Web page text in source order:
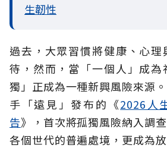
生韌性
過去，大眾習慣將健康、心理
待，然而，當「一個人」成為
獨」正成為一種新興風險來源
手「遠見」發布的《2026人
告》，首次將孤獨風險納入調
各個世代的普遍處境，更成為